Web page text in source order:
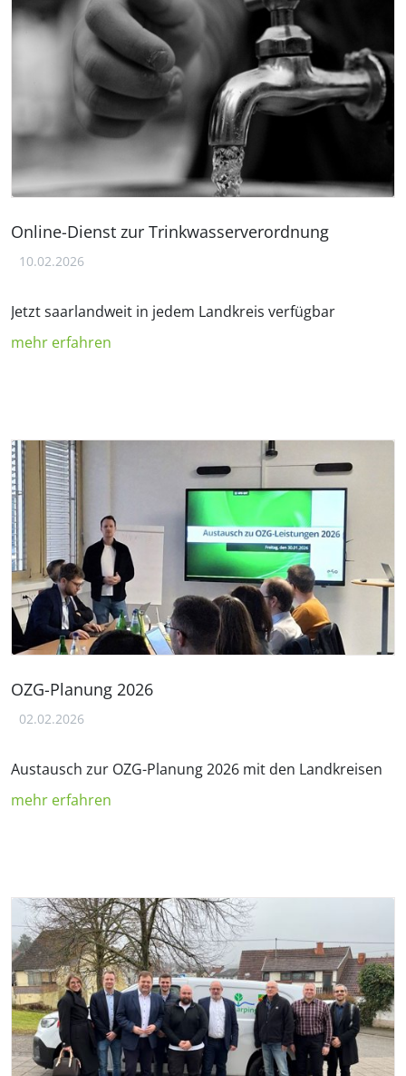
Online-Dienst zur Trinkwasserverordnung
10.02.2026
Jetzt saarlandweit in jedem Landkreis verfügbar
mehr erfahren
OZG-Planung 2026
02.02.2026
Austausch zur OZG-Planung 2026 mit den Landkreisen
mehr erfahren